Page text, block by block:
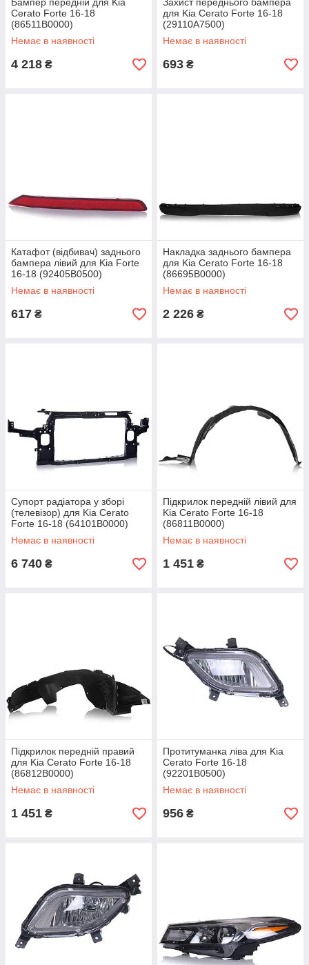
Cerato Forte 16-18
(86511B0000)
Немає в наявності
4 218 ₴
для Kia Cerato Forte 16-18
(29110A7500)
Немає в наявності
693 ₴
Катафот (відбивач) заднього
бампера лівий для Kia Forte
16-18 (92405B0500)
Немає в наявності
617 ₴
Накладка заднього бампера
для Kia Cerato Forte 16-18
(86695B0000)
Немає в наявності
2 226 ₴
Супорт радіатора у зборі
(телевізор) для Kia Cerato
Forte 16-18 (64101B0000)
Немає в наявності
6 740 ₴
Підкрилок передній лівий для
Kia Cerato Forte 16-18
(86811B0000)
Немає в наявності
1 451 ₴
Підкрилок передній правий
для Kia Cerato Forte 16-18
(86812B0000)
Немає в наявності
1 451 ₴
Протитуманка ліва для Kia
Cerato Forte 16-18
(92201B0500)
Немає в наявності
956 ₴